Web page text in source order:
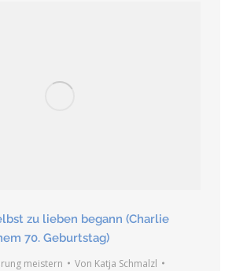
zu lieben begann (Charlie
70. Geburtstag)
meistern Von Katja Schmalzl